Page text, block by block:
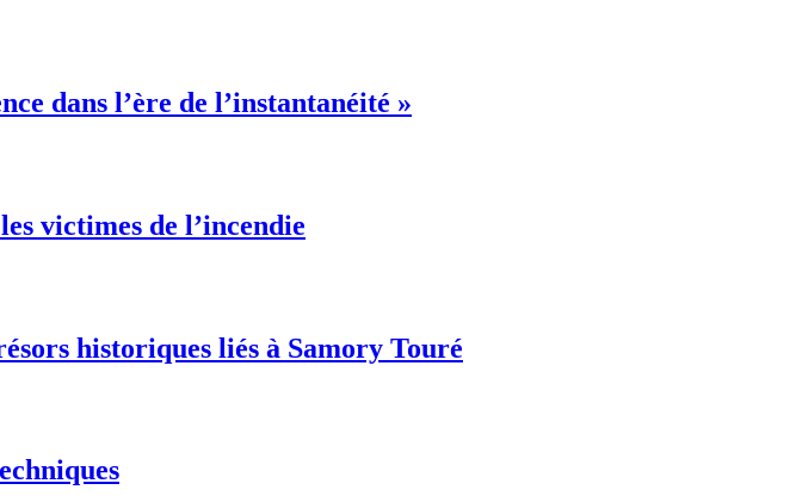
dans l’ère de l’instantanéité »
victimes de l’incendie
historiques liés à Samory Touré